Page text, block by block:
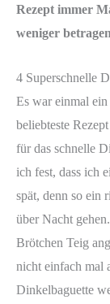
Rezept immer
weniger
4 Superschnelle
Es war einmal
beliebteste
für das schnelle
ich fest, dass ich
spät, denn so ein
über Nacht
Brötchen Teig
nicht einfach mal
Dinkelbaguette